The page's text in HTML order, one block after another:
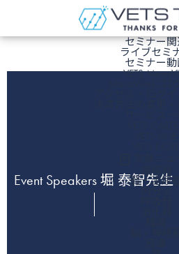
ホーム
セミナー
ライブセミ
セミナー
VETS
循環器
腎・泌尿器
Event Speakers 堀 泰智先生